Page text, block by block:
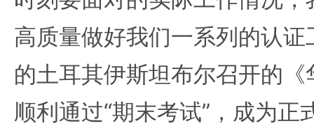
高质量做好我们一系列的认
的土耳其伊斯坦布尔召开的
顺利通过“期末考试”，成为正